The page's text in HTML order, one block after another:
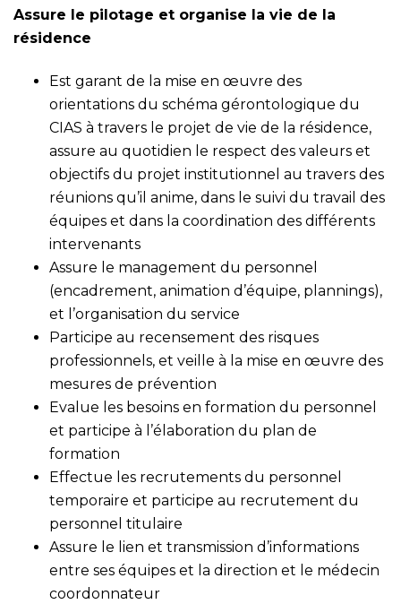
Assure le pilotage et organise la vie de la
résidence
Est garant de la mise en œuvre des
orientations du schéma gérontologique du
CIAS à travers le projet de vie de la résidence,
assure au quotidien le respect des valeurs et
objectifs du projet institutionnel au travers des
réunions qu’il anime, dans le suivi du travail des
équipes et dans la coordination des différents
intervenants
Assure le management du personnel
(encadrement, animation d’équipe, plannings),
et l’organisation du service
Participe au recensement des risques
professionnels, et veille à la mise en œuvre des
mesures de prévention
Evalue les besoins en formation du personnel
et participe à l’élaboration du plan de
formation
Effectue les recrutements du personnel
temporaire et participe au recrutement du
personnel titulaire
Assure le lien et transmission d’informations
entre ses équipes et la direction et le médecin
coordonnateur